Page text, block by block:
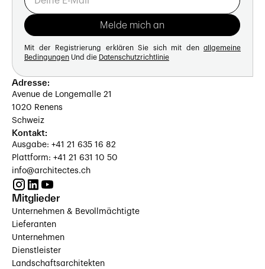
Mit der Registrierung erklären Sie sich mit den allgemeine
Bedingungen Und die Datenschutzrichtlinie
Adresse:
Avenue de Longemalle 21
1020 Renens
Schweiz
Kontakt:
Ausgabe: +41 21 635 16 82
Plattform: +41 21 631 10 50
info@architectes.ch
Mitglieder
Unternehmen & Bevollmächtigte
Lieferanten
Unternehmen
Dienstleister
Landschaftsarchitekten